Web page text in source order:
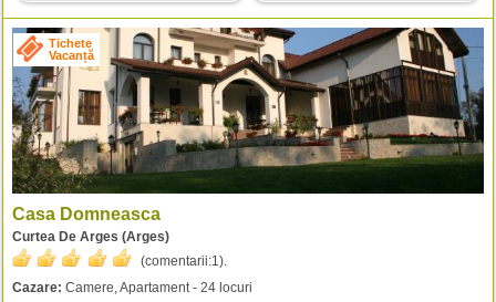
Tichete
Vacanță
Casa Domneasca
Curtea De Arges (Arges)
(comentarii:1 ).
Cazare: Camere, Apartament - 24 locuri